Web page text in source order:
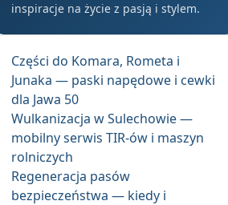
inspiracje na życie z pasją i stylem.
Części do Komara, Rometa i
Junaka — paski napędowe i cewki
dla Jawa 50
Wulkanizacja w Sulechowie —
mobilny serwis TIR-ów i maszyn
rolniczych
Regeneracja pasów
bezpieczeństwa — kiedy i